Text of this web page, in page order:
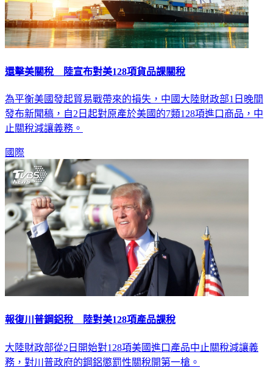
還擊美關稅 陸宣布對美128項貨品課關稅
為平衡美國發起貿易戰帶來的損失，中國大陸財政部1日晚間
發布新聞稿，自2日起對原產於美國的7類128項進口商品，中
止關稅減讓義務。
國際
報復川普鋼鋁稅 陸對美128項產品課稅
大陸財政部從2日開始對128項美國進口產品中止關稅減讓義
務，對川普政府的鋼鋁懲罰性關稅開第一槍。